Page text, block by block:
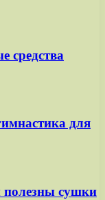
средства
для
полезны сушки